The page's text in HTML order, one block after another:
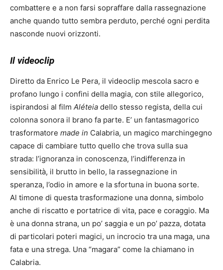
combattere e a non farsi sopraffare dalla rassegnazione
anche quando tutto sembra perduto, perché ogni perdita
nasconde nuovi orizzonti.
Il videoclip
Diretto da Enrico Le Pera, il videoclip mescola sacro e
profano lungo i confini della magia, con stile allegorico,
ispirandosi al film Aléteia dello stesso regista, della cui
colonna sonora il brano fa parte. E’ un fantasmagorico
trasformatore made in Calabria, un magico marchingegno
capace di cambiare tutto quello che trova sulla sua
strada: l’ignoranza in conoscenza, l’indifferenza in
sensibilità, il brutto in bello, la rassegnazione in
speranza, l’odio in amore e la sfortuna in buona sorte.
Al timone di questa trasformazione una donna, simbolo
anche di riscatto e portatrice di vita, pace e coraggio. Ma
è una donna strana, un po’ saggia e un po’ pazza, dotata
di particolari poteri magici, un incrocio tra una maga, una
fata e una strega. Una “magara” come la chiamano in
Calabria.